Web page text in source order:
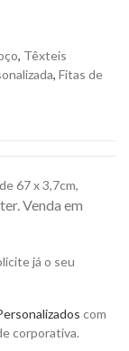
, Têxteis
, Fitas de
67 x 3,7cm,
Venda em
já o seu
com
corporativa.